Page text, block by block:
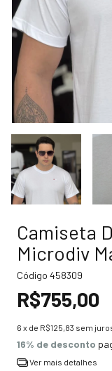
Camiseta
Microdiv
Código 458309
R$755,00
6 x de R$125,83 sem
16% de desconto
Ver mais detalhes